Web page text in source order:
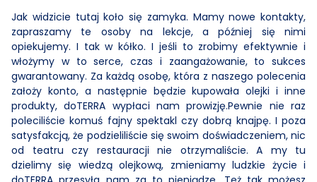
Jak widzicie tutaj koło się zamyka. Mamy nowe kontakty,
zapraszamy te osoby na lekcje, a później się nimi
opiekujemy. I tak w kółko. I jeśli to zrobimy efektywnie i
włożymy w to serce, czas i zaangażowanie, to sukces
gwarantowany. Za każdą osobę, która z naszego polecenia
założy konto, a następnie będzie kupowała olejki i inne
produkty, doTERRA wypłaci nam prowizję.Pewnie nie raz
poleciliście komuś fajny spektakl czy dobrą knajpę. I poza
satysfakcją, że podzieliliście się swoim doświadczeniem, nic
od teatru czy restauracji nie otrzymaliście. A my tu
dzielimy się wiedzą olejkową, zmieniamy ludzkie życie i